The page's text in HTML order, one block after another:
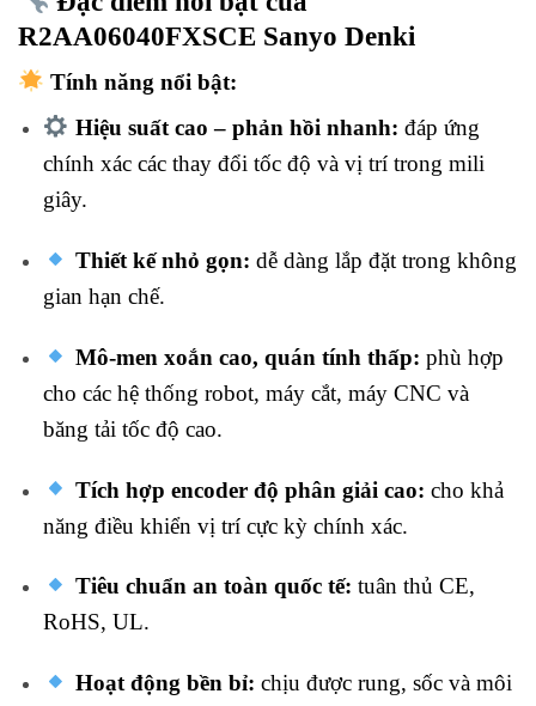
R2AA06040FXSCE Sanyo Denki
Tính năng nổi bật:
Hiệu suất cao – phản hồi nhanh: đáp ứng
chính xác các thay đổi tốc độ và vị trí trong mili
giây.
Thiết kế nhỏ gọn: dễ dàng lắp đặt trong không
gian hạn chế.
Mô-men xoắn cao, quán tính thấp: phù hợp
cho các hệ thống robot, máy cắt, máy CNC và
băng tải tốc độ cao.
Tích hợp encoder độ phân giải cao: cho khả
năng điều khiển vị trí cực kỳ chính xác.
Tiêu chuẩn an toàn quốc tế: tuân thủ CE,
RoHS, UL.
Hoạt động bền bỉ: chịu được rung, sốc và môi